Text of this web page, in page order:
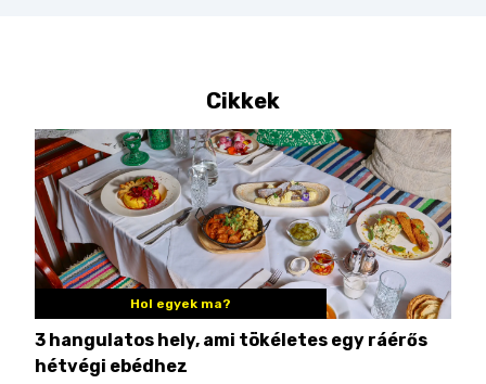
Cikkek
Hol egyek ma?
3 hangulatos hely, ami tökéletes egy ráérős
hétvégi ebédhez